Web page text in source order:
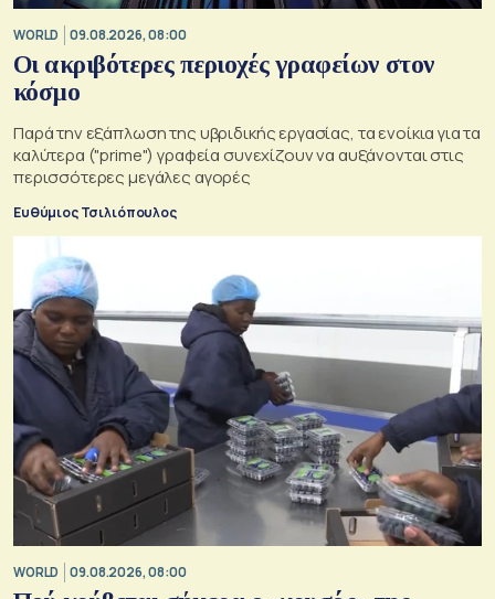
WORLD 09.08.2026, 08:00
Οι ακριβότερες περιοχές γραφείων στον
κόσμο
Παρά την εξάπλωση της υβριδικής εργασίας, τα ενοίκια για τα
καλύτερα ("prime") γραφεία συνεχίζουν να αυξάνονται στις
περισσότερες μεγάλες αγορές
Ευθύμιος Τσιλιόπουλος
WORLD 09.08.2026, 08:00